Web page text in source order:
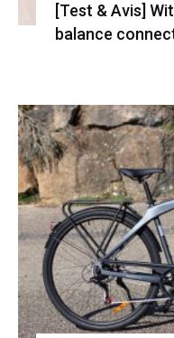
[Test & Avis]
balance